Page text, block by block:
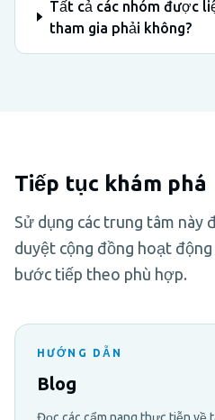
Tất cả các nhóm được
tham gia phải không?
Tiếp tục khám phá
Sử dụng các trung tâm này
duyệt cộng đồng hoạt
bước tiếp theo phù hợp.
HƯỚNG DẪN
Blog
Đọc các cẩm nang thực tiễn về